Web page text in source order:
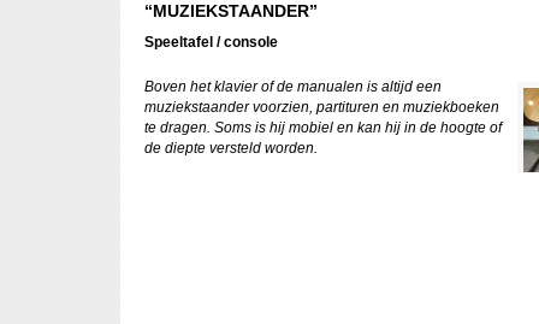
“MUZIEKSTAANDER”
Speeltafel / console
Boven het klavier of de manualen is altijd een
muziekstaander voorzien, partituren en muziekboeken
te dragen. Soms is hij mobiel en kan hij in de hoogte of
de diepte versteld worden.